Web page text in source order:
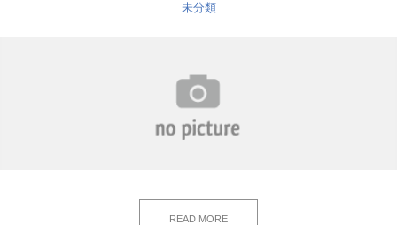
未分類
READ MORE